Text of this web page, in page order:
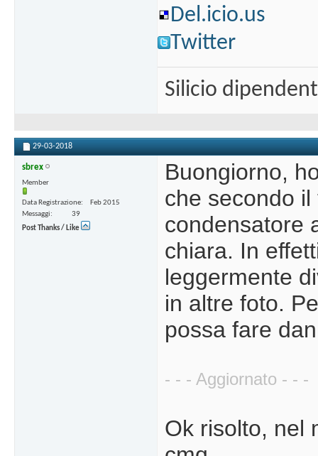
Del.icio.us
Twitter
Silicio
29-03-2018
sbrex
Member
Data Registrazione
Feb 2015
Messaggi
39
Post Thanks / Like
Buongiorno,
che secondo
condensatore
chiara. In
leggermente
in altre foto.
possa fare
- - - Aggiornato - - -
Ok risolto, nel